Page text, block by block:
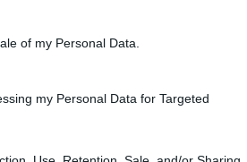
of my Personal Data.
my Personal Data for Targeted